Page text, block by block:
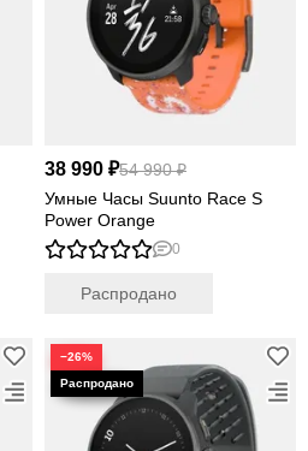
38 990 ₽54 990 ₽
Умные Часы Suunto Race S
Power Orange
0
Распродано
−26%